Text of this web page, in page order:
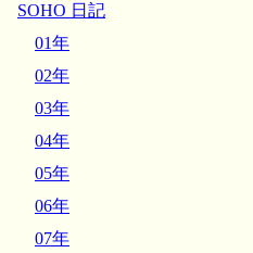
SOHO 日記
01年
02年
03年
04年
05年
06年
07年